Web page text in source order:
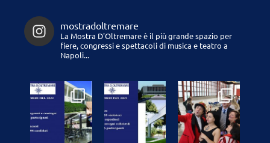
mostradoltremare
La Mostra D'Oltremare è il più grande spazio per
fiere, congressi e spettacoli di musica e teatro a
Napoli...